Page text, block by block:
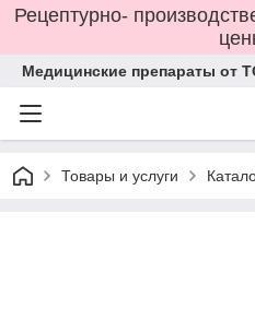
Рецептурно-
Медицинские препараты от
Товары и услуги